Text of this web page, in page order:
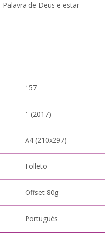
de Deus e estar
157
1 (2017)
A4 (210x297)
Folleto
Offset 80g
Portugués